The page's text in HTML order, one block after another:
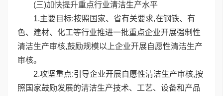
(三)加快提升重点行业清洁生产水平
1.主要目标:按照国家、省有关要求,在钢铁、有
色、建材、化工等行业推进一批重点企业开展强制性
清洁生产审核,鼓励规模以上企业开展自愿性清洁生产
审核。
2.攻坚重点:引导企业开展自愿性清洁生产审核,按
照国家鼓励发展的清洁生产技术、工艺、设备和产品